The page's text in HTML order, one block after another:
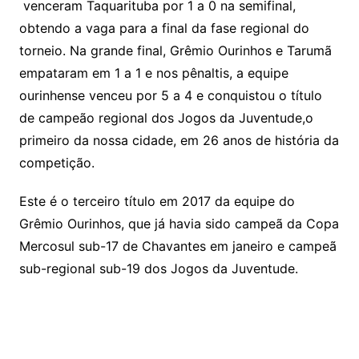
venceram Taquarituba por 1 a 0 na semifinal,
obtendo a vaga para a final da fase regional do
torneio. Na grande final, Grêmio Ourinhos e Tarumã
empataram em 1 a 1 e nos pênaltis, a equipe
ourinhense venceu por 5 a 4 e conquistou o título
de campeão regional dos Jogos da Juventude,o
primeiro da nossa cidade, em 26 anos de história da
competição.
Este é o terceiro título em 2017 da equipe do
Grêmio Ourinhos, que já havia sido campeã da Copa
Mercosul sub-17 de Chavantes em janeiro e campeã
sub-regional sub-19 dos Jogos da Juventude.